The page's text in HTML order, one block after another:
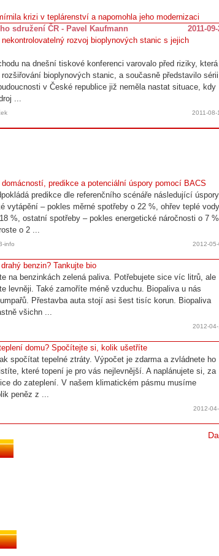
krizi v teplárenství a napomohla jeho modernizaci
sdružení ČR - Pavel Kaufmann
2011-
rozvoj bioplynových stanic s jejich
na dnešní tiskové konferenci varovalo před riziky, která
bioplynových stanic, a současně představilo sérii
v České republice již neměla nastat situace, kdy
...
2011-08-
predikce a potenciální úspory pomocí BACS
predikce dle referenčního scénáře následující úspory
vytápění – pokles měrné spotřeby o 22 %, ohřev teplé vody
%, ostatní spotřeby – pokles energetické náročnosti o 7
o 2 ...
info 2012-
benzin? Tankujte bio
na benzinkách zelená paliva. Potřebujete sice víc litrů, ale
levněji. Také zamoříte méně vzduchu. Biopaliva u nás
Přestavba auta stojí asi šest tisíc korun. Biopaliva
všichn ...
2012-
domu? Spočítejte si, kolik ušetříte
spočítat tepelné ztráty. Výpočet je zdarma a zvládnete ho
které topení je pro vás nejlevnější. A naplánujete si, za
do zateplení. V našem klimatickém pásmu musíme
peněz z ...
2012-04-